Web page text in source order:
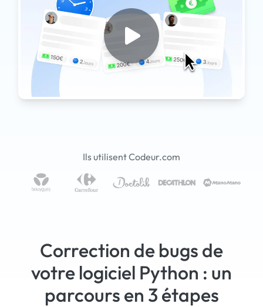
Ils utilisent Codeur.com
Correction de bugs de
votre logiciel Python : un
parcours en 3 étapes